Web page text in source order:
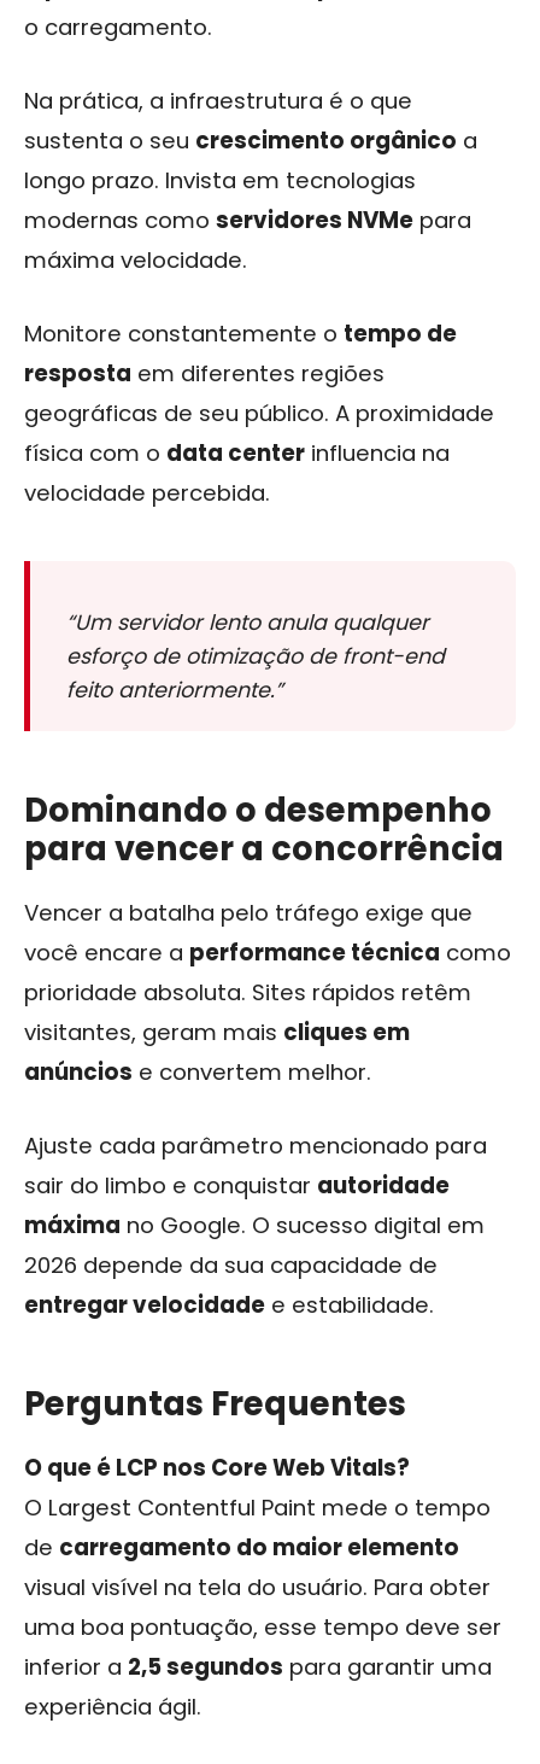
o carregamento.
Na prática, a infraestrutura é o que
sustenta o seu crescimento orgânico a
longo prazo. Invista em tecnologias
modernas como servidores NVMe para
máxima velocidade.
Monitore constantemente o tempo de
resposta em diferentes regiões
geográficas de seu público. A proximidade
física com o data center influencia na
velocidade percebida.
“Um servidor lento anula qualquer
esforço de otimização de front-end
feito anteriormente.”
Dominando o desempenho
para vencer a concorrência
Vencer a batalha pelo tráfego exige que
você encare a performance técnica como
prioridade absoluta. Sites rápidos retêm
visitantes, geram mais cliques em
anúncios e convertem melhor.
Ajuste cada parâmetro mencionado para
sair do limbo e conquistar autoridade
máxima no Google. O sucesso digital em
2026 depende da sua capacidade de
entregar velocidade e estabilidade.
Perguntas Frequentes
O que é LCP nos Core Web Vitals?
O Largest Contentful Paint mede o tempo
de carregamento do maior elemento
visual visível na tela do usuário. Para obter
uma boa pontuação, esse tempo deve ser
inferior a 2,5 segundos para garantir uma
experiência ágil.